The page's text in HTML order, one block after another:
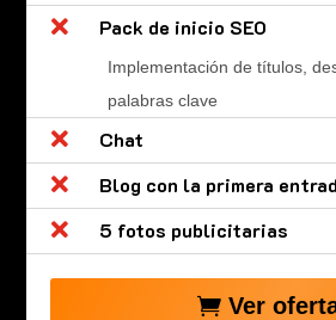
 Pack de inicio SEO
Implementación de títulos,
palabras clave

Chat

Blog con la primera

5 fotos publicitarias
Ver